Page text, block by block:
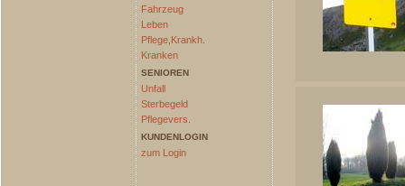
Fahrzeug
Leben
Pflege,Krankh.
Kranken
SENIOREN
Unfall
Sterbegeld
Pflegevers.
KUNDENLOGIN
zum Login